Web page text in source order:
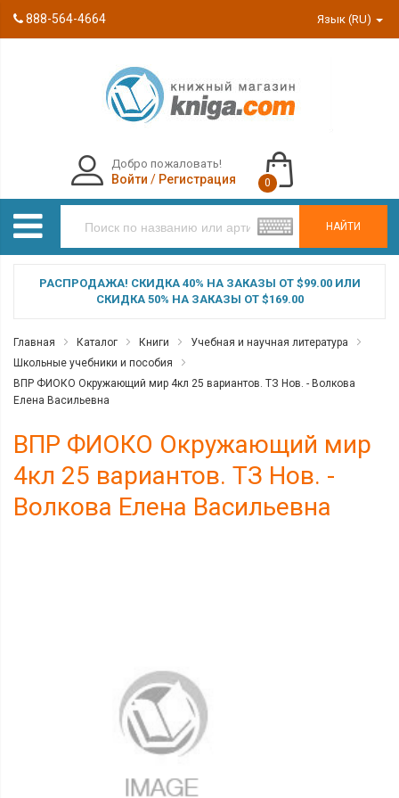
888-564-4664 Язык (RU)
НАЙТИ
Добро пожаловать!
Войти / Регистрация 0
РАСПРОДАЖА! СКИДКА 40% НА ЗАКАЗЫ ОТ $99.00 ИЛИ
СКИДКА 50% НА ЗАКАЗЫ ОТ $169.00
Главная Каталог Книги
Учебная и научная литература
Школьные учебники и пособия
ВПР ФИОКО Окружающий мир 4кл 25 вариантов. ТЗ Нов. - Волкова
Елена Васильевна
ВПР ФИОКО Окружающий мир
4кл 25 вариантов. ТЗ Нов. -
Волкова Елена Васильевна